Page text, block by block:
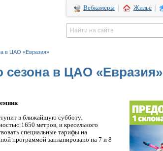
Вебкамеры Жилье
в ЦАО «Евразия»
в ЦАО «Евразия»
в ближайшую субботу.
1650 метров, и кресельного
специальные тарифы на
программой запланировано на 7 и 8